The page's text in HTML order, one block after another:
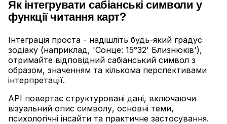
Як інтегрувати сабіанські символи у
функції читання карт?
Інтеграція проста - надішліть будь-який градус
зодіаку (наприклад, 'Сонце: 15°32' Близнюків'),
отримайте відповідний сабіанський символ з
образом, значенням та кількома перспективами
інтерпретації.
API повертає структуровані дані, включаючи
візуальний опис символу, основні теми,
психологічні інсайти та практичне застосування.